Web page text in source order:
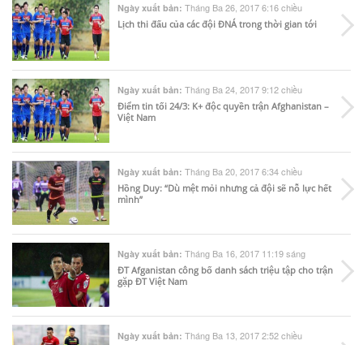
Ngày xuất bản: Tháng Ba 26, 2017 6:16 chiều
Lịch thi đấu của các đội ĐNÁ trong thời gian tới
Ngày xuất bản: Tháng Ba 24, 2017 9:12 chiều
Điểm tin tối 24/3: K+ độc quyền trận Afghanistan –
Việt Nam
Ngày xuất bản: Tháng Ba 20, 2017 6:34 chiều
Hồng Duy: “Dù mệt mỏi nhưng cả đội sẽ nỗ lực hết
mình”
Ngày xuất bản: Tháng Ba 16, 2017 11:19 sáng
ĐT Afganistan công bố danh sách triệu tập cho trận
gặp ĐT Việt Nam
Ngày xuất bản: Tháng Ba 13, 2017 2:52 chiều